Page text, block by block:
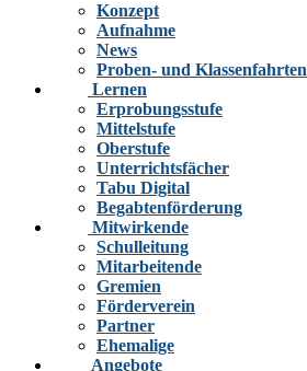
Konzept
Aufnahme
News
Proben- und Klassenfahrten
Lernen
Erprobungsstufe
Mittelstufe
Oberstufe
Unterrichtsfächer
Tabu Digital
Begabtenförderung
Mitwirkende
Schulleitung
Mitarbeitende
Gremien
Förderverein
Partner
Ehemalige
Angebote